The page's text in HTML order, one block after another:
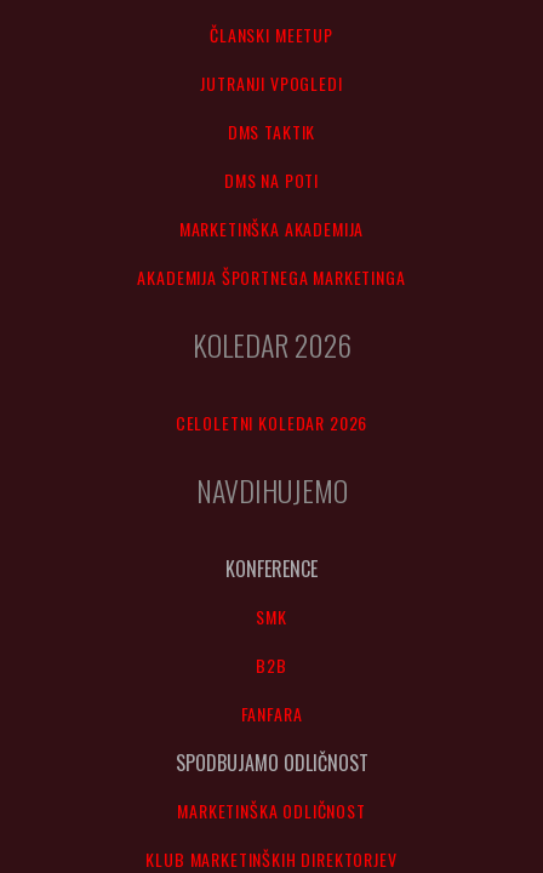
ČLANSKI MEETUP
JUTRANJI VPOGLEDI
DMS TAKTIK
DMS NA POTI
MARKETINŠKA AKADEMIJA
AKADEMIJA ŠPORTNEGA MARKETINGA
KOLEDAR 2026
CELOLETNI KOLEDAR 2026
NAVDIHUJEMO
KONFERENCE
SMK
B2B
FANFARA
SPODBUJAMO ODLIČNOST
MARKETINŠKA ODLIČNOST
KLUB MARKETINŠKIH DIREKTORJEV